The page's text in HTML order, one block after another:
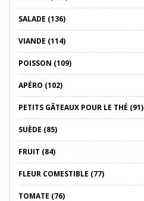
SALADE (136)
VIANDE (114)
POISSON (109)
APÉRO (102)
PETITS GÂTEAUX POUR LE THÉ (91)
SUÈDE (85)
FRUIT (84)
FLEUR COMESTIBLE (77)
TOMATE (76)